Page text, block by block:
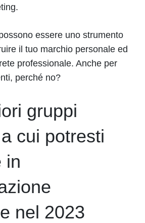
essere uno strumento
il tuo marchio personale ed
professionale. Anche per
perché no?
gruppi
cui potresti
in
nel 2023